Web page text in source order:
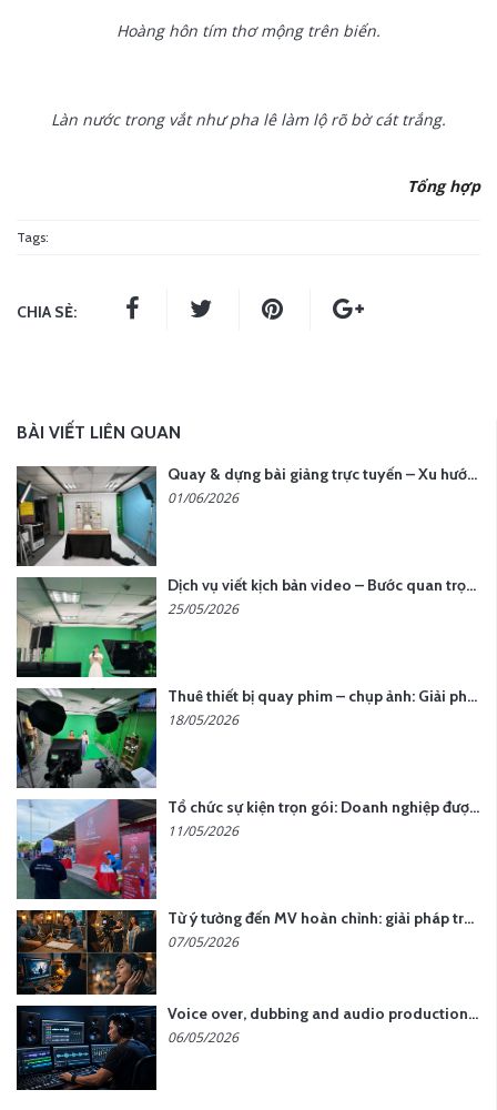
Hoàng hôn tím thơ mộng trên biển.
Làn nước trong vắt như pha lê làm lộ rõ bờ cát trắng.
Tổng hợp
Tags:
CHIA SẺ:
BÀI VIẾT LIÊN QUAN
Quay & dựng bài giảng trực tuyến – Xu hướng đào tạo thời đại số
01/06/2026
Dịch vụ viết kịch bản video – Bước quan trọng quyết định thành công nội dung
25/05/2026
Thuê thiết bị quay phim – chụp ảnh: Giải pháp tối ưu chi phí cho doanh nghiệp
18/05/2026
Tổ chức sự kiện trọn gói: Doanh nghiệp được gì khi chọn đơn vị chuyên nghiệp?
11/05/2026
Từ ý tưởng đến MV hoàn chỉnh: giải pháp trọn gói tại YCN Media
07/05/2026
Voice over, dubbing and audio production services in Vietnam for global content
06/05/2026